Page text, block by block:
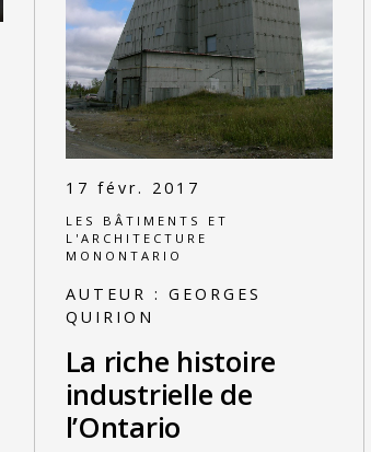
17 févr. 2017
LES BÂTIMENTS ET
L'ARCHITECTURE
MONONTARIO
AUTEUR : GEORGES
QUIRION
La riche histoire
industrielle de
l’Ontario